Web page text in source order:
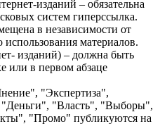
изданий – обязательна
систем гиперссылка.
в независимости от
материалов.
изданий) – должна быть
или в первом абзаце
"Экспертиза",
"Власть", "Выборы",
"Промо" публикуются на